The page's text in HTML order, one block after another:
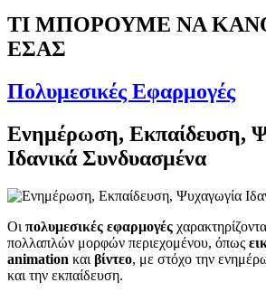
ΤΙ ΜΠΟΡΟΥΜΕ ΝΑ
ΕΣΑΣ
Πολυμεσικές Εφαρμογές
Ενημέρωση, Εκπαίδευση,
Ιδανικά Συνδυασμένα
Οιπολυμεσικές εφαρμογές
πολλαπλών μορφών περιεχομένου, όπως
animation καιβίντεο, με στόχο την
και την εκπαίδευση.